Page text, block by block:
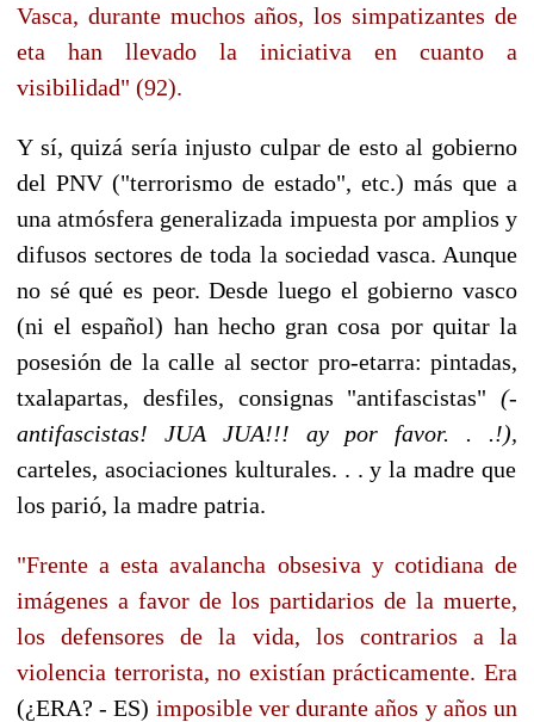
Vasca, durante muchos años, los simpatizantes de
eta han llevado la iniciativa en cuanto a
visibilidad" (92).
Y sí, quizá sería injusto culpar de esto al gobierno
del PNV ("terrorismo de estado", etc.) más que a
una atmósfera generalizada impuesta por amplios y
difusos sectores de toda la sociedad vasca. Aunque
no sé qué es peor. Desde luego el gobierno vasco
(ni el español) han hecho gran cosa por quitar la
posesión de la calle al sector pro-etarra: pintadas,
txalapartas, desfiles, consignas "antifascistas" (-
antifascistas! JUA JUA!!! ay por favor. . .!),
carteles, asociaciones kulturales. . . y la madre que
los parió, la madre patria.
"Frente a esta avalancha obsesiva y cotidiana de
imágenes a favor de los partidarios de la muerte,
los defensores de la vida, los contrarios a la
violencia terrorista, no existían prácticamente. Era
(¿ERA? - ES) imposible ver durante años y años un